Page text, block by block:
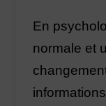
En
normale et